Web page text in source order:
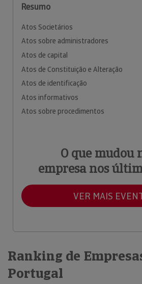
Resumo
Atos Societários
Atos sobre administradores
Atos de capital
Atos de Constituição e Alteração
Atos de identificação
Atos informativos
Atos sobre procedimentos
O que mudou
empresa nos
VER MAIS
Ranking de
Portugal